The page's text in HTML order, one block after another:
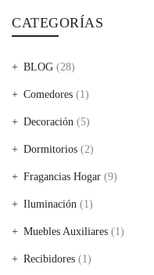
CATEGORÍAS
BLOG (28)
Comedores (1)
Decoración (5)
Dormitorios (2)
Fragancias Hogar (9)
Iluminación (1)
Muebles Auxiliares (1)
Recibidores (1)